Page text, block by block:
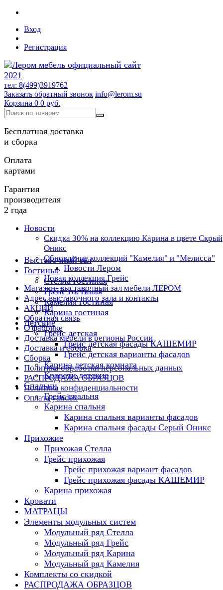
Вход
Регистрация
тел: 8(499)3919762
Заказать обратный звонок info@lerom.su
Корзина 0 0 руб.
Бесплатная доставка
и сборка
Оплата
картами
Гарантия
производителя
2 года
Новости
Скидка 30% на коллекцию Карина в цвете Скрый
Оникс
Обновление коллекций "Камелия" и "Мелисса"
Новости Лером
Новая коллекция Грейс
Магазин- выставочный зал мебели ЛЕРОМ
Адрес выставочного зала и контакты
АКЦИИ
Обратная связь
О фабрике
Доставка мебели в регионы России
Доставка и сборка
Сборка
Политика обработки персональных данных
РАСПРОДАЖА ОБРАЗЦОВ
Политика конфиденциальности
Оплата yandex
Выставочный зал
Гостиные
Стелла гостиная
Грейс гостиная
Камелия гостиная
Карина гостиная
Детские
Грейс детская
Грейс детская фасады КАШЕМИР
Грейс детская варианты фасадов
Карина детская комната
Кровати детские
Спальни
Грейс спальня
Карина спальня
Карина спальня варианты фасадов
Карина спальня фасады Серый Оникс
Прихожие
Прихожая Стелла
Грейс прихожая
Грейс прихожая вариант фасадов
Грейс прихожая фасады КАШЕМИР
Карина прихожая
Кровати
МАТРАЦЫ
Элементы модульных систем
Модульный ряд Стелла
Модульный ряд Грейс
Модульный ряд Карина
Модульный ряд Камелия
Комплекты со скидкой
РАСПРОДАЖА ОБРАЗЦОВ